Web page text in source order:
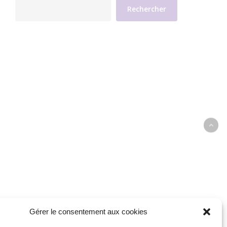
Gérer le consentement aux cookies
Rechercher